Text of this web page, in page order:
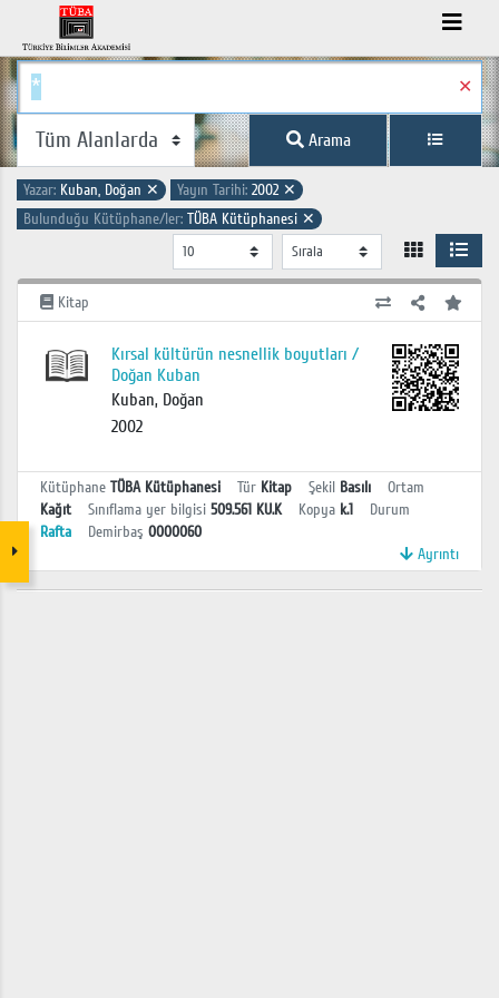
✕
Arama
Yazar: Kuban, Doğan ✕ Yayın Tarihi: 2002 ✕
Bulunduğu Kütüphane/ler: TÜBA Kütüphanesi ✕
Kitap
Kırsal kültürün nesnellik boyutları /
Doğan Kuban
Kuban, Doğan
2002
Kütüphane TÜBA Kütüphanesi Tür Kitap Şekil Basılı
Ortam
Kağıt
Sınıflama yer bilgisi 509.561 KU.K Kopya k.1
Durum
Rafta
Demirbaş 0000060
Ayrıntı